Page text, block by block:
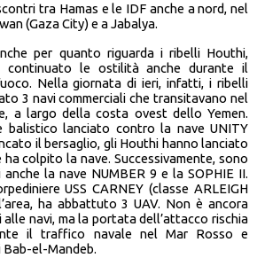
tra Hamas e le IDF anche a nord, nel
(Gaza City) e a Jabalya.
per quanto riguarda i ribelli Houthi,
continuato le ostilità anche durante il
Nella giornata di ieri, infatti, i ribelli
3 navi commerciali che transitavano nel
a largo della costa ovest dello Yemen.
balistico lanciato contro la nave UNITY
il bersaglio, gli Houthi hanno lanciato
colpito la nave. Successivamente, sono
la nave NUMBER 9 e la SOPHIE II.
USS CARNEY (classe ARLEIGH
ha abbattuto 3 UAV. Non è ancora
navi, ma la portata dell’attacco rischia
il traffico navale nel Mar Rosso e
el-Mandeb.